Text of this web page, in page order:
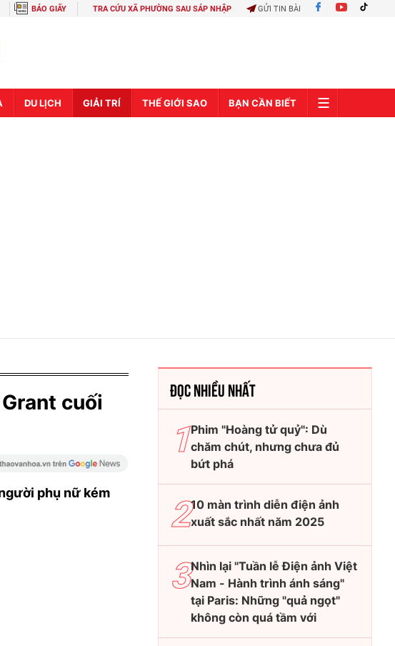
BÁO GIẤY TRA CỨU XÃ PHƯỜNG SAU SÁP NHẬP GỬI TIN BÀI
DU LỊCH GIẢI TRÍ THẾ GIỚI SAO BẠN CẦN BIẾT
cuối
phụ nữ kém
ĐỌC NHIỀU NHẤT
Phim "Hoàng tử quỷ": Dù
chăm chút, nhưng chưa đủ
bứt phá
10 màn trình diễn điện ảnh
xuất sắc nhất năm 2025
Nhìn lại "Tuần lễ Điện ảnh Việt
Nam - Hành trình ánh sáng"
tại Paris: Những "quả ngọt"
không còn quá tầm với